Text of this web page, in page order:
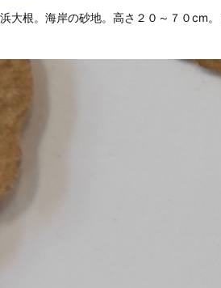
浜大根。海岸の砂地。高さ２０～７０cm